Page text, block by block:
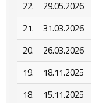
22.
29.05.2026
21.
31.03.2026
20.
26.03.2026
19.
18.11.2025
18.
15.11.2025